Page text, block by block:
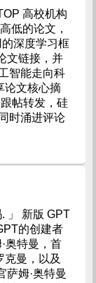
高校机构
低的论文，
深度学习框
文链接，并
智能走向科
论文核心摘
帖转发，硅
时涌进评论
」 新版 GPT
的创建者
奥特曼，首
克曼，以及
萨姆·奥特曼